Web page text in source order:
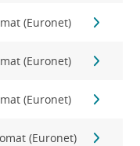
(Euronet)
(Euronet)
(Euronet)
(Euronet)